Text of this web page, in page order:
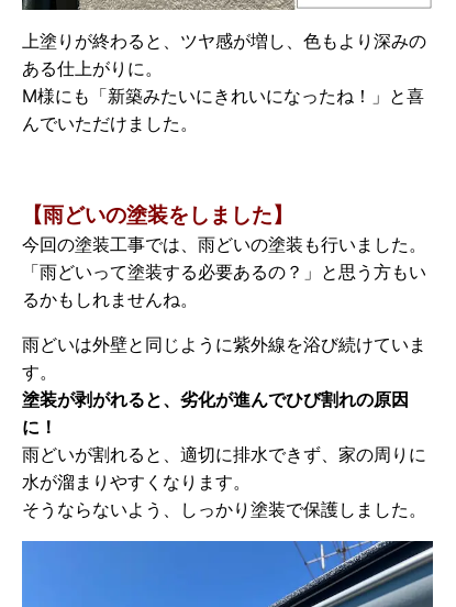
上塗りが終わると、ツヤ感が増し、色もより深みの
ある仕上がりに。
M様にも「新築みたいにきれいになったね！」と喜
んでいただけました。
【雨どいの塗装をしました】
今回の塗装工事では、雨どいの塗装も行いました。
「雨どいって塗装する必要あるの？」と思う方もい
るかもしれませんね。
雨どいは外壁と同じように紫外線を浴び続けていま
す。
塗装が剥がれると、劣化が進んでひび割れの原因
に！
雨どいが割れると、適切に排水できず、家の周りに
水が溜まりやすくなります。
そうならないよう、しっかり塗装で保護しました。